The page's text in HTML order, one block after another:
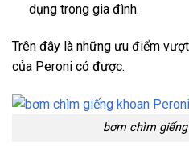
dụng trong gia đình.
Trên đây là những ưu điểm
của Peroni có được.
bơm chìm